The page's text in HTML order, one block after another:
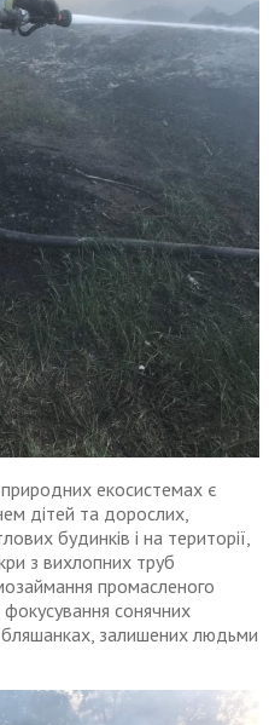
екосистемах є
дітей та дорослих,
будинків і на території,
з вихлопних труб
промасленого
сонячних
бляшанках, залишених людьми